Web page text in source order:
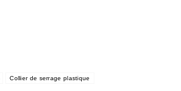
Collier de serrage plastique